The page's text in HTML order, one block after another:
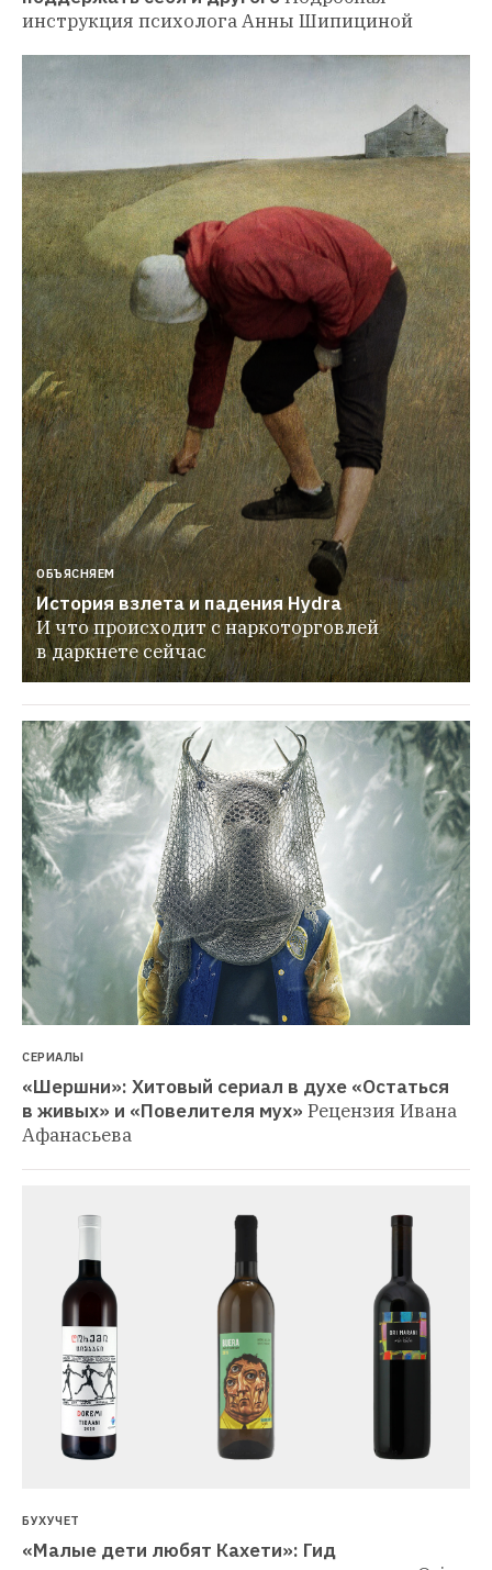
инструкция психолога Анны Шипициной
ОБЪЯСНЯЕМ
История взлета и падения Hydra
И что происходит с наркоторговлей
в даркнете сейчас
СЕРИАЛЫ
«Шершни»: Хитовый сериал в духе «Остаться
в живых» и «Повелителя мух» Рецензия Ивана
Афанасьева
БУХУЧЕТ
«Малые дети любят Кахети»: Гид